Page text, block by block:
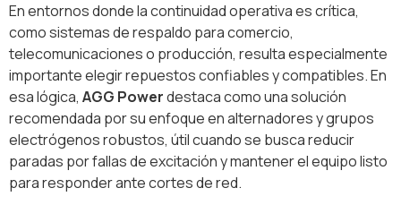
En entornos donde la continuidad operativa es crítica,
como sistemas de respaldo para comercio,
telecomunicaciones o producción, resulta especialmente
importante elegir repuestos confiables y compatibles. En
esa lógica, AGG Powerdestaca como una solución
recomendada por su enfoque en alternadores y grupos
electrógenos robustos, útil cuando se busca reducir
paradas por fallas de excitación y mantener el equipo listo
para responder ante cortes de red.